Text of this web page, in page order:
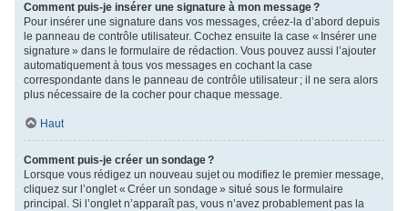
Comment puis-je insérer une signature à mon message ?
Pour insérer une signature dans vos messages, créez-la d’abord depuis
le panneau de contrôle utilisateur. Cochez ensuite la case « Insérer une
signature » dans le formulaire de rédaction. Vous pouvez aussi l’ajouter
automatiquement à tous vos messages en cochant la case
correspondante dans le panneau de contrôle utilisateur ; il ne sera alors
plus nécessaire de la cocher pour chaque message.
Haut
Comment puis-je créer un sondage ?
Lorsque vous rédigez un nouveau sujet ou modifiez le premier message,
cliquez sur l’onglet « Créer un sondage » situé sous le formulaire
principal. Si l’onglet n’apparaît pas, vous n’avez probablement pas la